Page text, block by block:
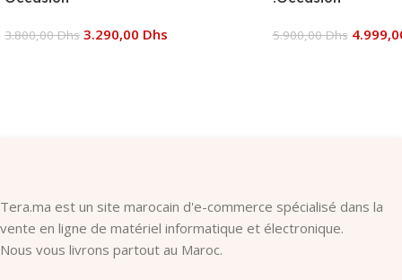
3.800,00Dhs 3.290,00 Dhs 5.900,00Dhs
Tera.ma est un site marocain d'e-commerce spécialisé dans la
vente en ligne de matériel informatique et électronique.
Nous vous livrons partout au Maroc.